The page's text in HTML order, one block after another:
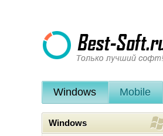
Windows Mobile
Windows